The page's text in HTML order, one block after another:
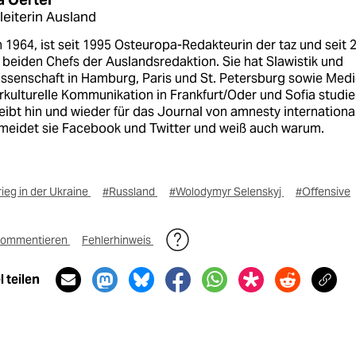
Ausland
1964, ist seit 1995 Osteuropa-Redakteurin der taz und seit
Chefs der Auslandsredaktion. Sie hat Slawistik und
in Hamburg, Paris und St. Petersburg sowie
Kommunikation in Frankfurt/Oder und Sofia
hin und wieder für das Journal von amnesty
sie Facebook und Twitter und weiß auch warum.
in der Ukraine #Russland #Wolodymyr Selenskyj #Offensive
Fehlerhinweis
teilen